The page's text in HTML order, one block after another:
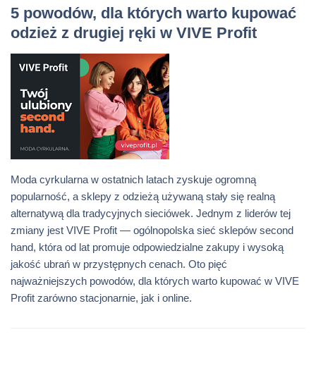
5 powodów, dla których warto kupować
odzież z drugiej ręki w VIVE Profit
Moda cyrkularna w ostatnich latach zyskuje ogromną
popularność, a sklepy z odzieżą używaną stały się realną
alternatywą dla tradycyjnych sieciówek. Jednym z liderów tej
zmiany jest VIVE Profit — ogólnopolska sieć sklepów second
hand, która od lat promuje odpowiedzialne zakupy i wysoką
jakość ubrań w przystępnych cenach. Oto pięć
najważniejszych powodów, dla których warto kupować w VIVE
Profit zarówno stacjonarnie, jak i online.